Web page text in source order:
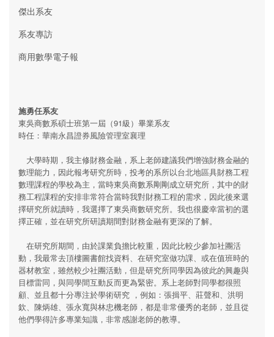
傑出系友
系友專訪
商用數學電子報
施勇任系友
東吳商數系碩士班第一屆（91級）畢業系友
時任：華南永昌證券風險管理室襄理
大學時期，我主修財務金融，系上老師建議我們增強財務金融的
數理能力，因此報考研究所時，投考的系所以台北地區具財務工程
數理課程的學校為主，當時東吳商數系剛剛成立研究所，其中的財
務工程課程的安排非常符合當時我對財務工程的需求，因此後來選
擇研究所就讀時，我選擇了東吳商數研究所。我也很慶幸當初的選
擇正確，並在研究所研讀期間對財務金融有更深的了解。
在研究所期間，由於課業負擔比較重，因此比較少參加社團活
動，我最常去頂樓圖書館找資料、在研究室做功課、或在值班時的
器材教室，雖然較少社團活動，但是研究所同學因為彼此的興趣與
目標雷同，與同學間互動反而更為緊密。系上老師對同學都很照
顧、並且都十分專注於學術研究 ，例如：張揖平、莊聲和、洪明
欽、陳炳雄、張永寬與林忠機老師，都是非常優秀的老師，並且從
他們學得許多專業知識，非常感謝老師的教導。